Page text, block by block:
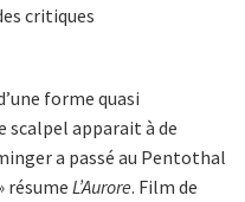
critiques
forme quasi
scalpel apparait à de
a passé au Pentothal
résume L’Aurore. Film de